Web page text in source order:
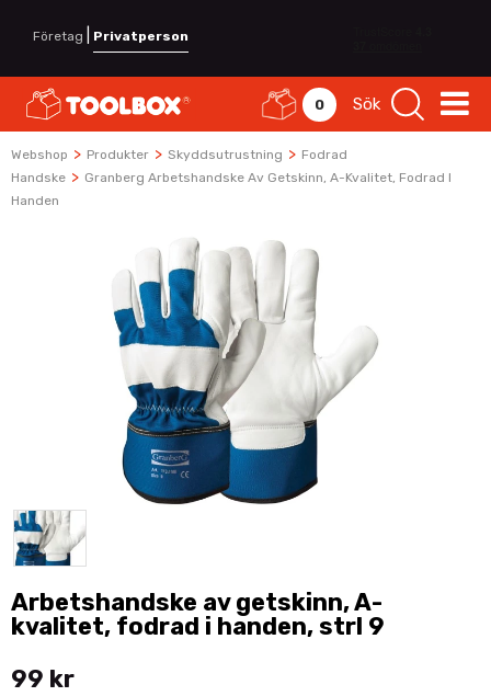
Företag Privatperson
0 Sök
Webshop > Produkter > Skyddsutrustning > Fodrad
Handske > Granberg Arbetshandske Av Getskinn, A-Kvalitet, Fodrad I
Handen
Arbetshandske av getskinn, A-
kvalitet, fodrad i handen, strl 9
99 kr